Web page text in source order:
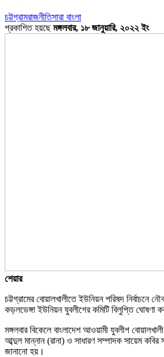
চট্টগ্রামরাজনীতিসারা বাংলা
প্রকাশিত হয়ছেমঙ্গলবার, ১৮ জানুয়ারি, ২০২২ ইং
শেয়ার
চট্টগ্রামের বোয়ালখালীতে ইউনিয়ন পরিষদ নির্বাচনে
কড়লডেঙ্গা ইউনিয়ন যুবলীগের কমিটি বিলুপ্তি ঘোষণা
মঙ্গলবার বিকেলে বাংলাদেশ আওয়ামী যুবলীগ
আব্দুল মান্নান (রানা) ও সাধারণ সম্পাদক সায়েম
জানানো হয়।